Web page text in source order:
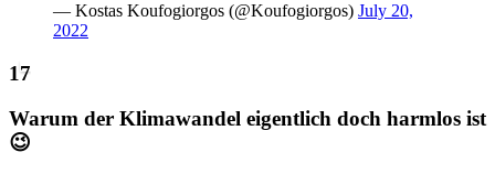
— Kostas Koufogiorgos (@Koufogiorgos) July 20,
2022
Warum der Klimawandel eigentlich doch harmlos ist
😉